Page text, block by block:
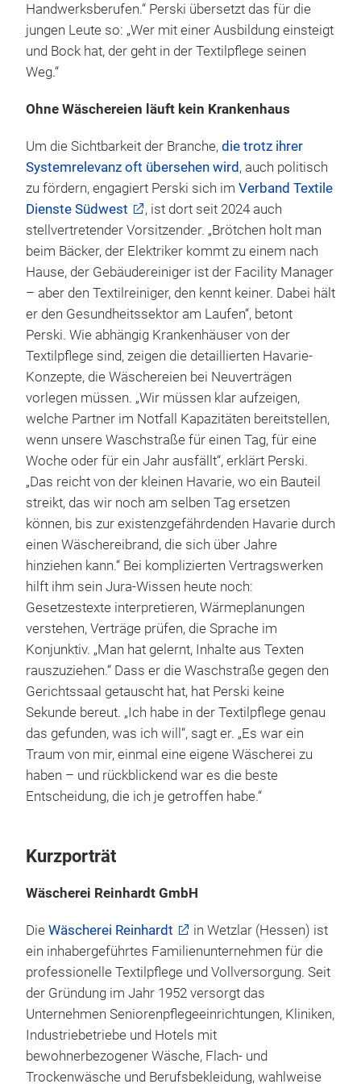
Handwerksberufen.“ Perski übersetzt das für die
jungen Leute so: „Wer mit einer Ausbildung einsteigt
und Bock hat, der geht in der Textilpflege seinen
Weg.“
Ohne Wäschereien läuft kein Krankenhaus
Um die Sichtbarkeit der Branche, die trotz ihrer
Systemrelevanz oft übersehen wird , auch politisch
zu fördern, engagiert Perski sich im Verband Textile
Dienste Südwest
, ist dort seit 2024 auch
stellvertretender Vorsitzender. „Brötchen holt man
beim Bäcker, der Elektriker kommt zu einem nach
Hause, der Gebäudereiniger ist der Facility Manager
– aber den Textilreiniger, den kennt keiner. Dabei hält
er den Gesundheitssektor am Laufen“, betont
Perski. Wie abhängig Krankenhäuser von der
Textilpflege sind, zeigen die detaillierten Havarie-
Konzepte, die Wäschereien bei Neuverträgen
vorlegen müssen. „Wir müssen klar aufzeigen,
welche Partner im Notfall Kapazitäten bereitstellen,
wenn unsere Waschstraße für einen Tag, für eine
Woche oder für ein Jahr ausfällt“, erklärt Perski.
„Das reicht von der kleinen Havarie, wo ein Bauteil
streikt, das wir noch am selben Tag ersetzen
können, bis zur existenzgefährdenden Havarie durch
einen Wäschereibrand, die sich über Jahre
hinziehen kann.“ Bei komplizierten Vertragswerken
hilft ihm sein Jura-Wissen heute noch:
Gesetzestexte interpretieren, Wärmeplanungen
verstehen, Verträge prüfen, die Sprache im
Konjunktiv. „Man hat gelernt, Inhalte aus Texten
rauszuziehen.“ Dass er die Waschstraße gegen den
Gerichtssaal getauscht hat, hat Perski keine
Sekunde bereut. „Ich habe in der Textilpflege genau
das gefunden, was ich will“, sagt er. „Es war ein
Traum von mir, einmal eine eigene Wäscherei zu
haben – und rückblickend war es die beste
Entscheidung, die ich je getroffen habe.“
Kurzporträt
Wäscherei Reinhardt GmbH
Die Wäscherei Reinhardt
in Wetzlar (Hessen) ist
ein inhabergeführtes Familienunternehmen für die
professionelle Textilpflege und Vollversorgung. Seit
der Gründung im Jahr 1952 versorgt das
Unternehmen Seniorenpflegeeinrichtungen, Kliniken,
Industriebetriebe und Hotels mit
bewohnerbezogener Wäsche, Flach- und
Trockenwäsche und Berufsbekleidung, wahlweise